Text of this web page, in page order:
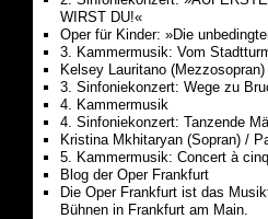
WIRST DU!«
Oper für Kinder: »Die
3. Kammermusik: Vom
Kelsey Lauritano
3. Sinfoniekonzert: Wege zu
4. Kammermusik
4. Sinfoniekonzert: Tanzende
Kristina Mkhitaryan (Sopran) /
5. Kammermusik: Concert à cinq
Blog der Oper Frankfurt
Die Oper Frankfurt ist das
Bühnen in Frankfurt am Main.